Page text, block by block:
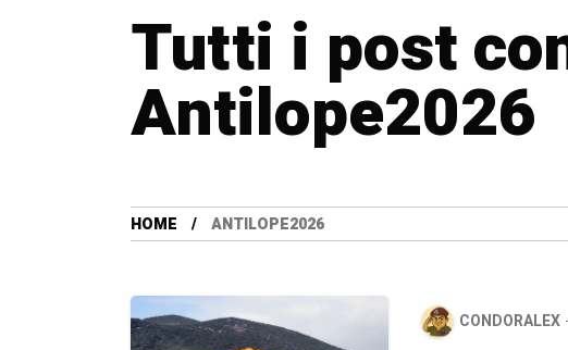
Tutti i post
Antilope2026
HOME ANTILOPE2026
CONDORALEX